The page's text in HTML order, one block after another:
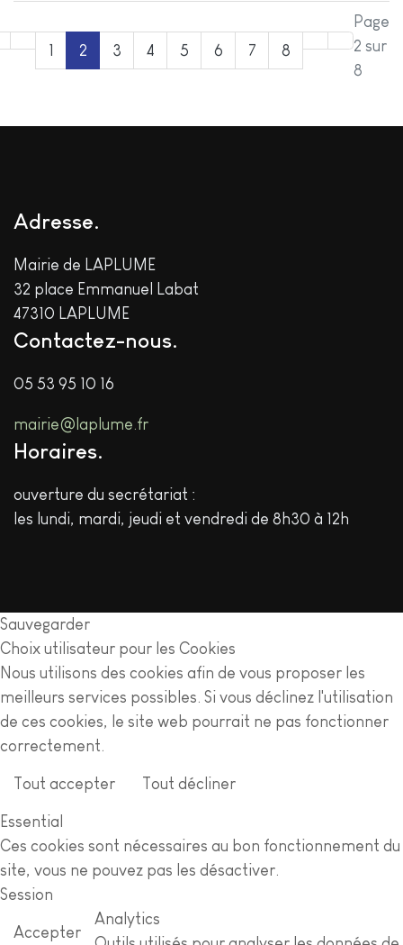
Page
2 sur
8
1 2 3 4 5 6 7 8
Adresse
Mairie de LAPLUME
32 place Emmanuel Labat
47310 LAPLUME
Contactez-nous
05 53 95 10 16
mairie@laplume.fr
Horaires
ouverture du secrétariat :
les lundi, mardi, jeudi et vendredi de 8h30 à 12h
Sauvegarder
Choix utilisateur pour les Cookies
Nous utilisons des cookies afin de vous proposer les
meilleurs services possibles. Si vous déclinez l'utilisation
de ces cookies, le site web pourrait ne pas fonctionner
correctement.
Tout accepter Tout décliner
Essential
Ces cookies sont nécessaires au bon fonctionnement du
site, vous ne pouvez pas les désactiver.
Session
Accepter
Analytics